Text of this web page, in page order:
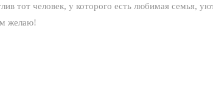
тот человек, у которого есть любимая семья,
желаю!